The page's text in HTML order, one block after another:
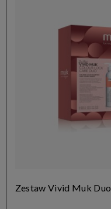
Zestaw Vivid Muk Duo